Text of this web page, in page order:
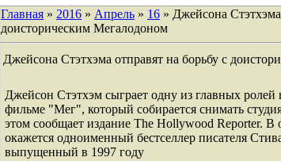
Главная » 2016 » Апрель » 16 » Джейсона
доисторическим Мегалодоном
Джейсона Стэтхэма отправят на борьбу с
Джейсон Стэтхэм сыграет одну из главных ролей
фильме "Мег", который собирается снимать
этом сообщает издание The Hollywood Reporter. В
окажется одноименный бестселлер писателя
выпущенный в 1997 году